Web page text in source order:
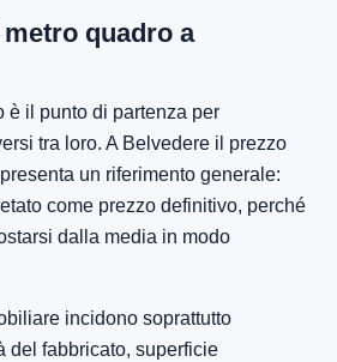
quadro a
è il punto di partenza per
tra loro. A Belvedere il prezzo
un riferimento generale:
come prezzo definitivo, perché
dalla media in modo
incidono soprattutto
del fabbricato, superficie